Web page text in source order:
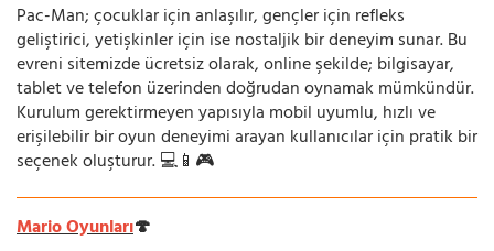
Pac-Man; çocuklar için anlaşılır, gençler için refleks
geliştirici, yetişkinler için ise nostaljik bir deneyim sunar. Bu
evreni sitemizde ücretsiz olarak, online şekilde; bilgisayar,
tablet ve telefon üzerinden doğrudan oynamak mümkündür.
Kurulum gerektirmeyen yapısıyla mobil uyumlu, hızlı ve
erişilebilir bir oyun deneyimi arayan kullanıcılar için pratik bir
seçenek oluşturur. 💻📱🎮
Mario Oyunları🍄